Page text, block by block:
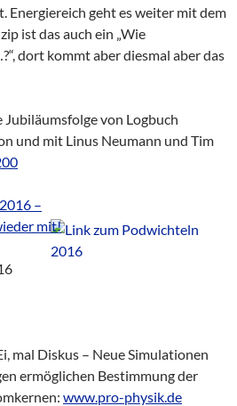
Energiereich geht es weiter mit dem
ist das auch ein „Wie
dort kommt aber diesmal aber das
von Logbuch
und mit Linus Neumann und Tim
–
mit!
mal Diskus – Neue Simulationen
ermöglichen Bestimmung der
www.pro-physik.de